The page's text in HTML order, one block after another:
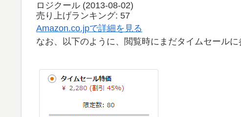
ロジクール (2013-08-02)
売り上げランキング: 57
Amazon.co.jpで詳細を見る
なお、以下のように、閲覧時にまだタイムセールに